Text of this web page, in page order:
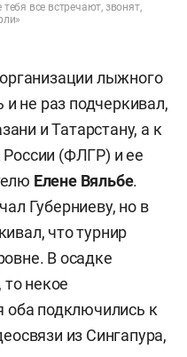
все встречают, звонят,
лыжного
и не раз подчеркивал,
и Татарстану, а к
(ФЛГР) и ее
Елене Вяльбе.
Губерниеву, но в
что турнир
В осадке
то некое
оба подключились к
из Сингапура,